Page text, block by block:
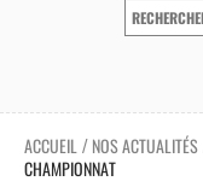
ACCUEIL / NOS ACTUALITÉS
CHAMPIONNAT